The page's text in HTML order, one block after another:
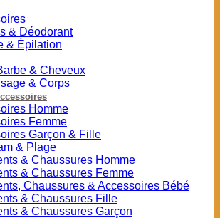
& Déodorant
& Épilation
& Cheveux
& Corps
Homme
Femme
Garçon & Fille
& Plage
& Chaussures Homme
& Chaussures Femme
Chaussures & Accessoires Bébé
& Chaussures Fille
& Chaussures Garçon